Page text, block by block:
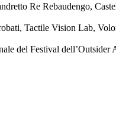
Re Rebaudengo,
Tactile Vision Lab,
del Festival dell’Outsider